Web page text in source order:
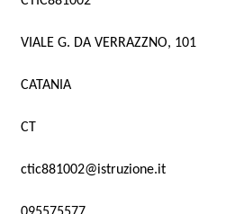
VIALE G. DA VERRAZZNO, 101
CATANIA
CT
ctic881002@istruzione.it